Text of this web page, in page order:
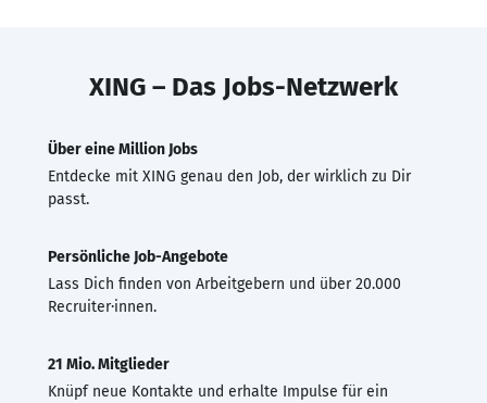
XING – Das Jobs-Netzwerk
Über eine Million Jobs
Entdecke mit XING genau den Job, der wirklich zu Dir
passt.
Persönliche Job-Angebote
Lass Dich finden von Arbeitgebern und über 20.000
Recruiter·innen.
21 Mio. Mitglieder
Knüpf neue Kontakte und erhalte Impulse für ein